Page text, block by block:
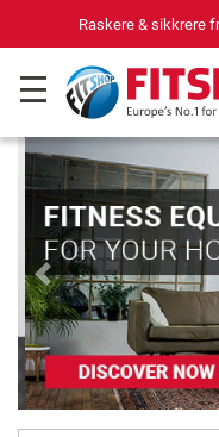
Previous